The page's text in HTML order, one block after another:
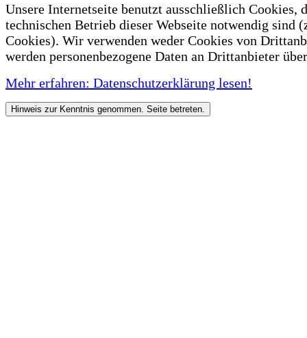
Unsere Internetseite benutzt ausschließlich Cookies,
technischen Betrieb dieser Webseite notwendig sind
Cookies). Wir verwenden weder Cookies von
werden personenbezogene Daten an Drittanbieter
Mehr erfahren: Datenschutzerklärung lesen!
Hinweis zur Kenntnis genommen. Seite betreten.